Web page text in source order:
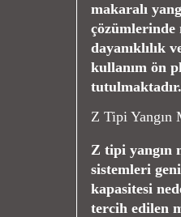
makaralı
çözümlerinde
dayanıklılık
kullanım ön
tutulmaktadır.
Z Tipi Yangın
Z tipi yangın
sistemleri
kapasitesi
tercih edilen